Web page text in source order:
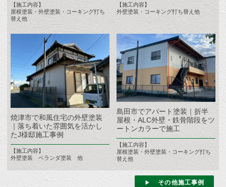
【施工内容】
屋根塗装・外壁塗装・コーキング打ち
替え他
【施工内容】
外壁塗装・コーキング打ち替え他
焼津市で和風住宅の外壁塗装
｜落ち着いた雰囲気を活かし
たJ様邸施工事例
【施工内容】
外壁塗装 ベランダ塗装 他
島田市でアパート塗装｜折半
屋根・ALC外壁・鉄骨階段をツ
ートンカラーで施工
【施工内容】
屋根塗装・外壁塗装・コーキング打ち
替え他
その他施工事例